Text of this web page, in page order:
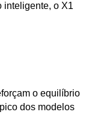
inteligente, o X1
o equilíbrio
dos modelos